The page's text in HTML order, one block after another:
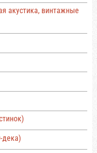
акустика, винтажные
дека)